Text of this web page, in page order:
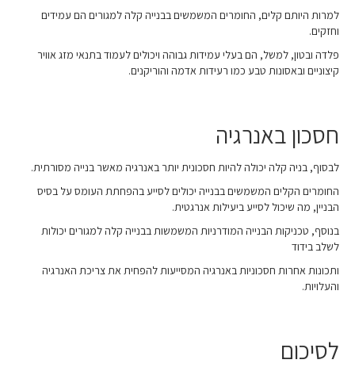
למרות היותם קלים, החומרים המשמשים בבנייה קלה למגורים הם עמידים
וחזקים.
פלדה ובטון, למשל, הם בעלי עמידות גבוהה ויכולים לעמוד בתנאי מזג אוויר
קיצוניים ובאסונות טבע כמו רעידות אדמה והוריקנים.
חסכון באנרגיה
לבסוף, בניה קלה יכולה להיות חסכונית יותר באנרגיה מאשר בנייה מסורתית.
החומרים הקלים המשמשים בבנייה יכולים לסייע בהפחתת העומס על בסיס
הבניין, מה שיכול לסייע ביעילות אנרגטית.
בנוסף, טכניקות הבנייה המודרניות המשמשות בבנייה קלה למגורים יכולות
לשלב בידוד
ותכונות אחרות חסכוניות באנרגיה המסייעות להפחית את צריכת האנרגיה
והעלויות.
לסיכום